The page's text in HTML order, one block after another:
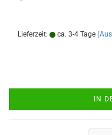
Lieferzeit: ca. 3-4 Tage
IN